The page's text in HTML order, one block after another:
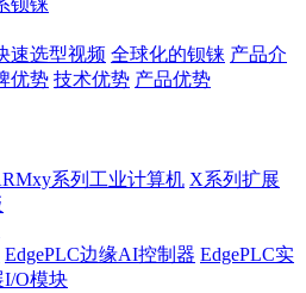
钡铼
速选型视频 全球化的钡铼 产品介
优势 技术优势 产品优势
系列工业计算机 X系列扩展
EdgePLC边缘AI控制器 EdgePLC实
I/O模块